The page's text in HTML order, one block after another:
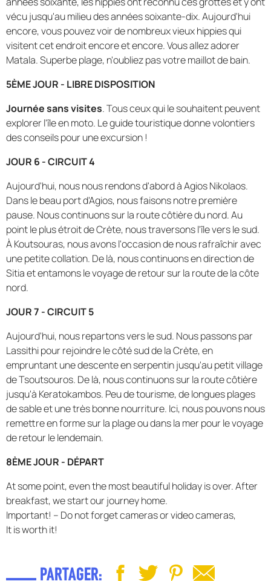
vécu jusqu'au milieu des années soixante-dix. Aujourd'hui
encore, vous pouvez voir de nombreux vieux hippies qui
visitent cet endroit encore et encore. Vous allez adorer
Matala. Superbe plage, n'oubliez pas votre maillot de bain.
5ÈME JOUR - LIBRE DISPOSITION
Journée sans visites. Tous ceux qui le souhaitent peuvent
explorer l'île en moto. Le guide touristique donne volontiers
des conseils pour une excursion !
JOUR 6 - CIRCUIT 4
Aujourd'hui, nous nous rendons d'abord à Agios Nikolaos.
Dans le beau port d'Agios, nous faisons notre première
pause. Nous continuons sur la route côtière du nord. Au
point le plus étroit de Crète, nous traversons l'île vers le sud.
À Koutsouras, nous avons l'occasion de nous rafraîchir avec
une petite collation. De là, nous continuons en direction de
Sitia et entamons le voyage de retour sur la route de la côte
nord.
JOUR 7 - CIRCUIT 5
Aujourd'hui, nous repartons vers le sud. Nous passons par
Lassithi pour rejoindre le côté sud de la Crète, en
empruntant une descente en serpentin jusqu'au petit village
de Tsoutsouros. De là, nous continuons sur la route côtière
jusqu'à Keratokambos. Peu de tourisme, de longues plages
de sable et une très bonne nourriture. Ici, nous pouvons nous
remettre en forme sur la plage ou dans la mer pour le voyage
de retour le lendemain.
8ÈME JOUR - DÉPART
At some point, even the most beautiful holiday is over. After
breakfast, we start our journey home.
Important! – Do not forget cameras or video cameras,
It is worth it!
PARTAGER: